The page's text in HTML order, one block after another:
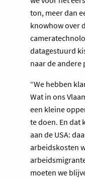
ton, meer dan
knowhow over
datagestuurd
naar de andere
“We hebben
Wat in ons
een kleine
te doen. En dat
aan de USA:
arbeidskosten
moeten we